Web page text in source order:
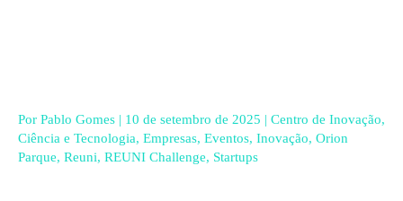
Por Pablo Gomes | 10 de setembro de 2025 | Centro de Inovação,
Ciência e Tecnologia, Empresas, Eventos, Inovação, Orion
Parque, Reuni, REUNI Challenge, Startups